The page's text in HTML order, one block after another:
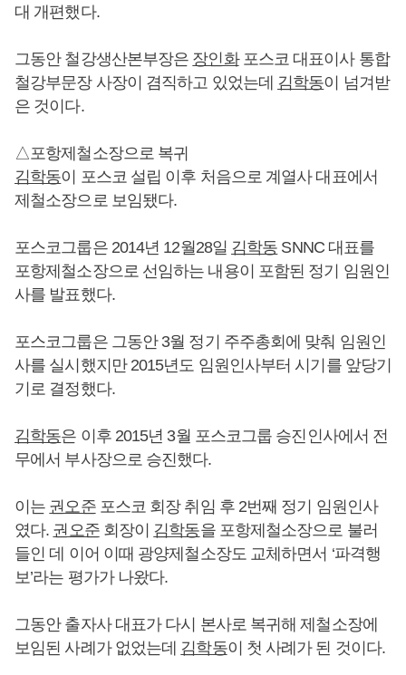
대 개편했다.
그동안 철강생산본부장은 장인화포스코 대표이사 통합
철강부문장 사장이 겸직하고 있었는데 김학동이 넘겨받
은 것이다.
△포항제철소장으로 복귀
김학동이 포스코 설립 이후 처음으로 계열사 대표에서
제철소장으로 보임됐다.
포스코그룹은 2014년 12월28일 김학동 SNNC 대표를
포항제철소장으로 선임하는 내용이 포함된 정기 임원인
사를 발표했다.
포스코그룹은 그동안 3월 정기 주주총회에 맞춰 임원인
사를 실시했지만 2015년도 임원인사부터 시기를 앞당기
기로 결정했다.
김학동은 이후 2015년 3월 포스코그룹 승진인사에서 전
무에서 부사장으로 승진했다.
이는 권오준포스코 회장 취임 후 2번째 정기 임원인사
였다. 권오준회장이 김학동을 포항제철소장으로 불러
들인 데 이어 이때 광양제철소장도 교체하면서 ‘파격행
보’라는 평가가 나왔다.
그동안 출자사 대표가 다시 본사로 복귀해 제철소장에
보임된 사례가 없었는데 김학동이 첫 사례가 된 것이다.